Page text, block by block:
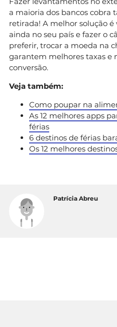
a maioria dos bancos cobra
retirada! A melhor solução
ainda no seu país e fazer o
preferir, trocar a moeda na
garantem melhores taxas e
conversão.
Veja também:
Como poupar na
As 12 melhores apps
férias
6 destinos de férias
Os 12 melhores
Patrícia Abreu